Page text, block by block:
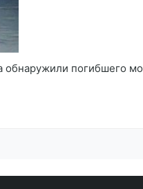
обнаружили